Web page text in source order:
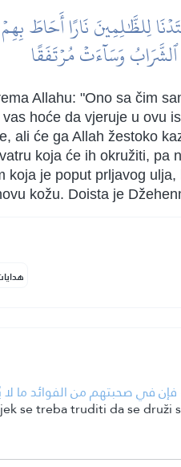
نَارًا أَحَاطَ بِهِمۡ
وَسَآءَتۡ مُرۡتَفَقًا
Allahu: "Ono sa čim
hoće da vjeruje u ovu
ali će ga Allah žestoko
koja će ih okružiti,
je poput prljavog
kožu. Doista je
فإن في صحبتهم من الفوائد ما
se treba truditi da se druži